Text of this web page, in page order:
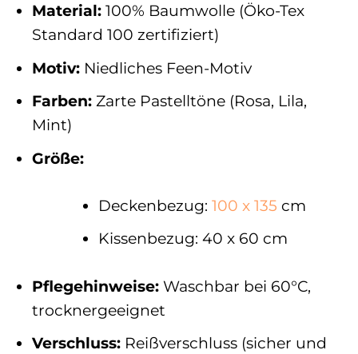
Material: 100% Baumwolle (Öko-Tex
Standard 100 zertifiziert)
Motiv: Niedliches Feen-Motiv
Farben: Zarte Pastelltöne (Rosa, Lila,
Mint)
Größe:
Deckenbezug:100 x 135 cm
Kissenbezug: 40 x 60 cm
Pflegehinweise: Waschbar bei 60°C,
trocknergeeignet
Verschluss: Reißverschluss (sicher und